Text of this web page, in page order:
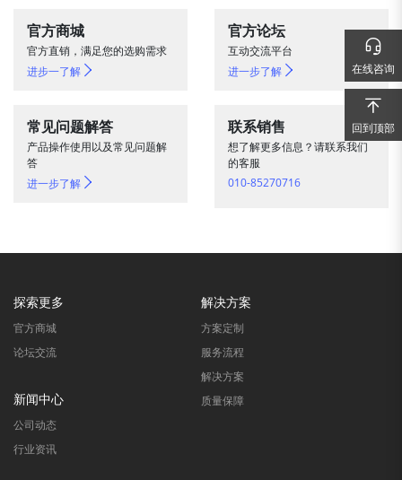
官方商城
官方直销，满足您的选购需求
进步一了解
官方论坛
互动交流平台
进一步了解
常见问题解答
产品操作使用以及常见问题解
答
进一步了解
联系销售
想了解更多信息？请联系我们
的客服
010-85270716
探索更多
官方商城
论坛交流
新闻中心
公司动态
行业资讯
解决方案
方案定制
服务流程
解决方案
质量保障
在线咨询
回到顶部
回到顶部